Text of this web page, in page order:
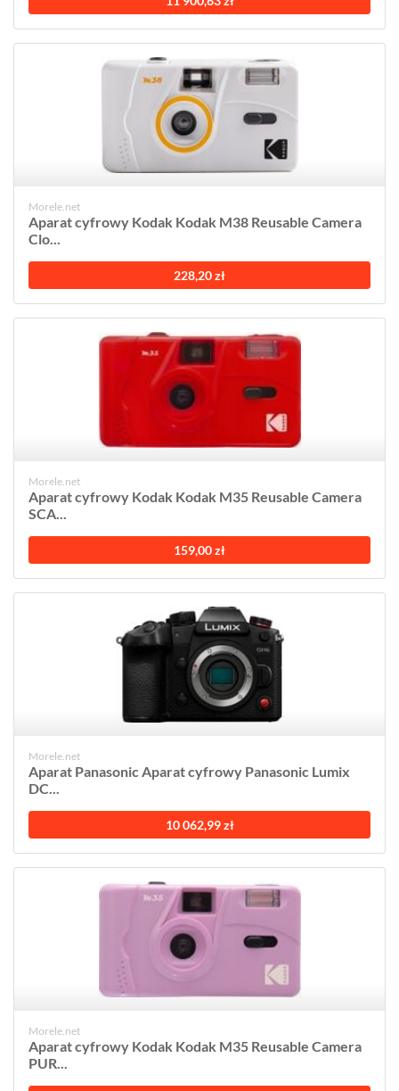
Morele.net
Aparat cyfrowy Kodak Kodak M38 Reusable Camera
Clo...
228,20 zł
Morele.net
Aparat cyfrowy Kodak Kodak M35 Reusable Camera
SCA...
159,00 zł
Morele.net
Aparat Panasonic Aparat cyfrowy Panasonic Lumix
DC...
10 062,99 zł
Morele.net
Aparat cyfrowy Kodak Kodak M35 Reusable Camera
PUR...